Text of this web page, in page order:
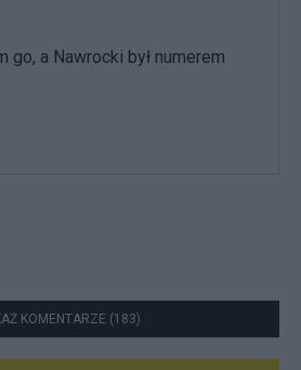
go, a Nawrocki był numerem
KOMENTARZE (183)